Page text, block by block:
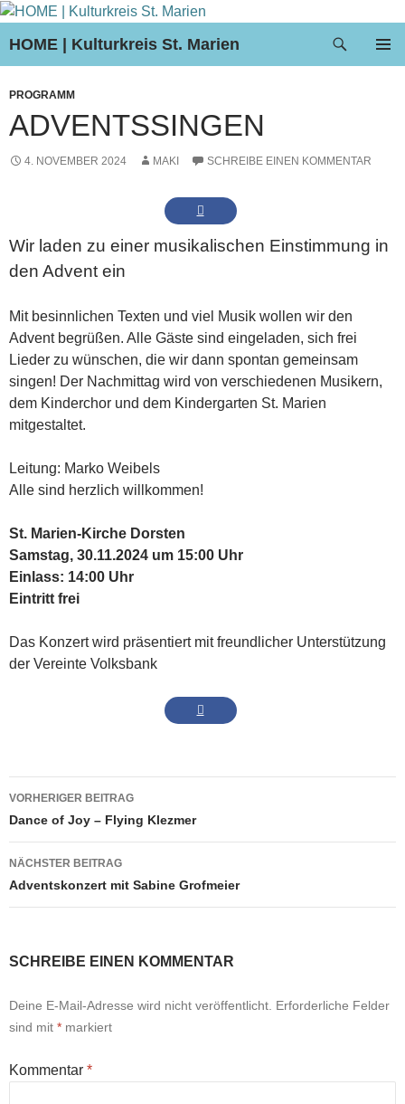
HOME | Kulturkreis St. Marien
SPRINGEN
PROGRAMM
ADVENTSSINGEN
4. NOVEMBER 2024 MAKI SCHREIBE EINEN KOMMENTAR
Wir laden zu einer musikalischen Einstimmung in
den Advent ein
Mit besinnlichen Texten und viel Musik wollen wir den
Advent begrüßen. Alle Gäste sind eingeladen, sich frei
Lieder zu wünschen, die wir dann spontan gemeinsam
singen! Der Nachmittag wird von verschiedenen Musikern,
dem Kinderchor und dem Kindergarten St. Marien
mitgestaltet.
Leitung: Marko Weibels
Alle sind herzlich willkommen!
St. Marien-Kirche Dorsten
Samstag, 30.11.2024 um 15:00 Uhr
Einlass: 14:00 Uhr
Eintritt frei
Das Konzert wird präsentiert mit freundlicher Unterstützung
der Vereinte Volksbank
Beitrags-
Navigation
VORHERIGER BEITRAG
Dance of Joy – Flying Klezmer
NÄCHSTER BEITRAG
Adventskonzert mit Sabine Grofmeier
SCHREIBE EINEN KOMMENTAR
Deine E-Mail-Adresse wird nicht veröffentlicht. Erforderliche Felder
sind mit * markiert
Kommentar *